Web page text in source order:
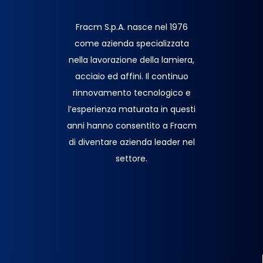
Fracm S.p.A. nasce nel 1976
come azienda specializzata
nella lavorazione della lamiera,
acciaio ed affini. Il continuo
rinnovamento tecnologico e
l’esperienza maturata in questi
anni hanno consentito a Fracm
di diventare azienda leader nel
settore.